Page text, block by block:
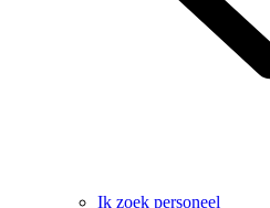
Ik zoek personeel